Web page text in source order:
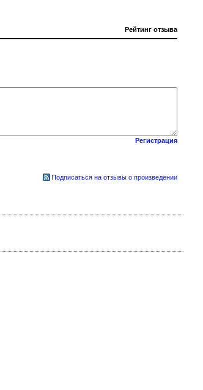
Рейтинг отзыва
Регистрация
Подписаться на отзывы о произведении